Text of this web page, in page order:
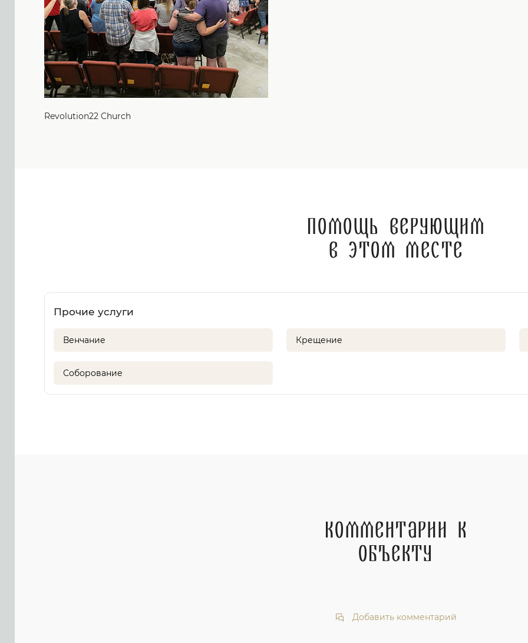
Revolution22 Church
Помощь верующим
в этом месте
Прочие услуги
Венчание Крещение
Соборование
Комментарии к
объекту
Добавить комментарий